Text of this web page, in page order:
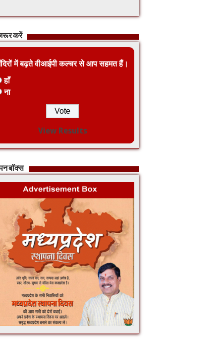
करें
में बढ़ते वीआईपी कल्चर से आप सहमत हैं।
हाँ
ना
View Results
बॉक्स